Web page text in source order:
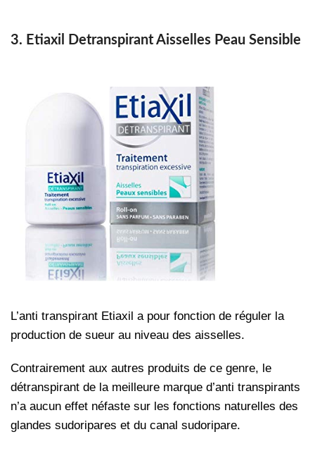
3. Etiaxil Detranspirant Aisselles Peau Sensible
L’anti transpirant Etiaxil a pour fonction de réguler la
production de sueur au niveau des aisselles.
Contrairement aux autres produits de ce genre, le
détranspirant de la meilleure marque d’anti transpirants
n’a aucun effet néfaste sur les fonctions naturelles des
glandes sudoripares et du canal sudoripare.